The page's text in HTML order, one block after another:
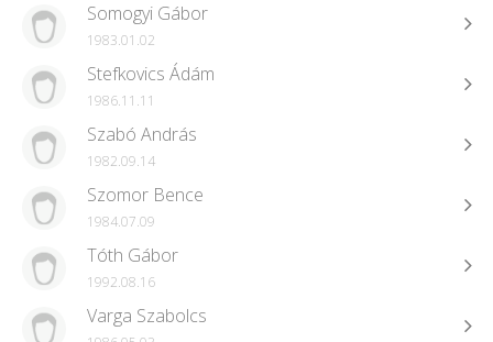
Somogyi Gábor
1983.01.02
Stefkovics Ádám
1986.11.11
Szabó András
1982.09.14
Szomor Bence
1984.07.09
Tóth Gábor
1992.08.16
Varga Szabolcs